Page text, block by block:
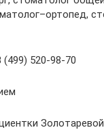
(499) 520-98-70